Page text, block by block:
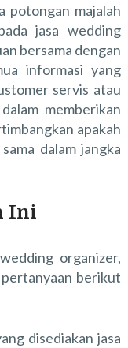
potongan majalah
jasa wedding
bersama dengan
informasi yang
servis atau
memberikan
apakah
dalam jangka
Ini
organizer,
berikut
disediakan jasa